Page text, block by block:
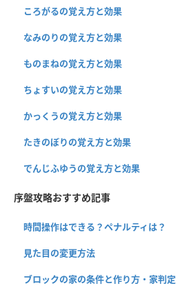
ころがるの覚え方と効果
なみのりの覚え方と効果
ものまねの覚え方と効果
ちょすいの覚え方と効果
かっくうの覚え方と効果
たきのぼりの覚え方と効果
でんじふゆうの覚え方と効果
序盤攻略おすすめ記事
時間操作はできる？ペナルティは？
見た目の変更方法
ブロックの家の条件と作り方・家判定